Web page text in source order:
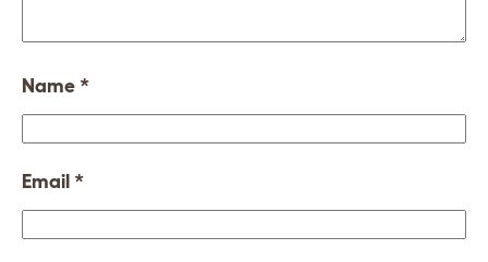
Name *
Email *